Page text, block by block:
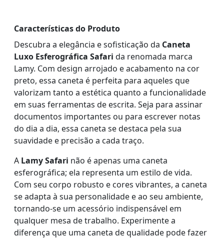
Características do Produto
Descubra a elegância e sofisticação da Caneta
Luxo Esferográfica Safari da renomada marca
Lamy. Com design arrojado e acabamento na cor
preto, essa caneta é perfeita para aqueles que
valorizam tanto a estética quanto a funcionalidade
em suas ferramentas de escrita. Seja para assinar
documentos importantes ou para escrever notas
do dia a dia, essa caneta se destaca pela sua
suavidade e precisão a cada traço.
A Lamy Safari não é apenas uma caneta
esferográfica; ela representa um estilo de vida.
Com seu corpo robusto e cores vibrantes, a caneta
se adapta à sua personalidade e ao seu ambiente,
tornando-se um acessório indispensável em
qualquer mesa de trabalho. Experimente a
diferença que uma caneta de qualidade pode fazer